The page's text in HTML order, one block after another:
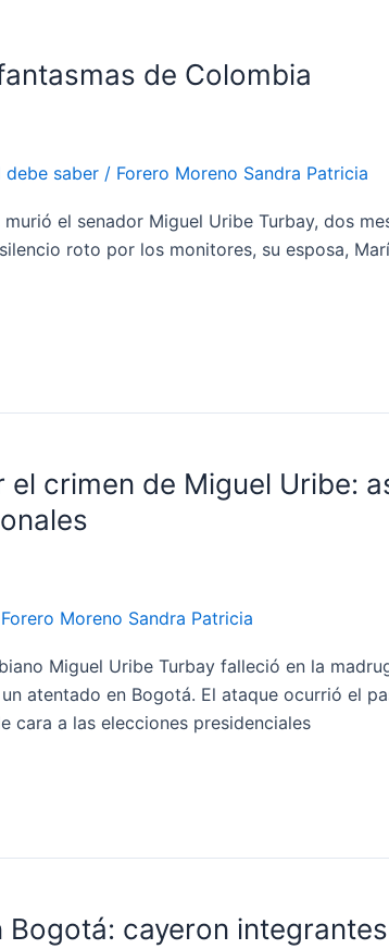
de Colombia
debe saber / Forero Moreno Sandra Patricia
el senador Miguel Uribe Turbay, dos
roto por los monitores, su esposa,
crimen de Miguel Uribe:
Forero Moreno Sandra Patricia
Miguel Uribe Turbay falleció en la
atentado en Bogotá. El ataque ocurrió el
cara a las elecciones presidenciales
cayeron